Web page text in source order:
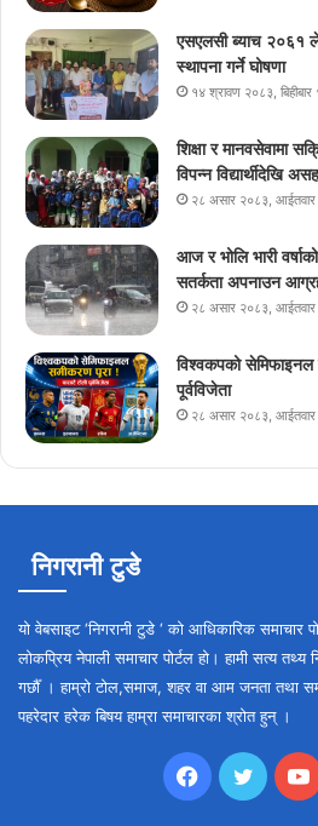
एसएलसी ब्याच २०६१ ले
स्थापना गर्ने घोषणा
१४ श्रावण २०८३,
शिक्षा र मानवसेवामा
विपन्न विद्यार्थीदेखि
२८ असार २०८३,
आज र भोलि भारी
सतर्कता अपनाउन
२८ असार २०८३,
विश्वकपको सेमिफाइनल
पूर्वविजेता
२८ असार २०८३,
निगरानी टुडे
यो वेबसाइट ‘निगरानी टुडे ‘ को आधिकारिक समाचार
लोकप्रिय नेपाली समाचार पोर्टल हो। हामी सत्य तथ्य
गर्छौँ । हाम्रो टोल,समाज, शहर वा आम जनता तथा
पहरेदार हरेक बिषय हाम्रा समाचारका श्रोत हुन् ।
Facebook